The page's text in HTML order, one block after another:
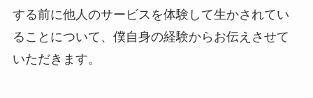
する前に他人のサービスを体験して生かされてい
ることについて、僕自身の経験からお伝えさせて
いただきます。